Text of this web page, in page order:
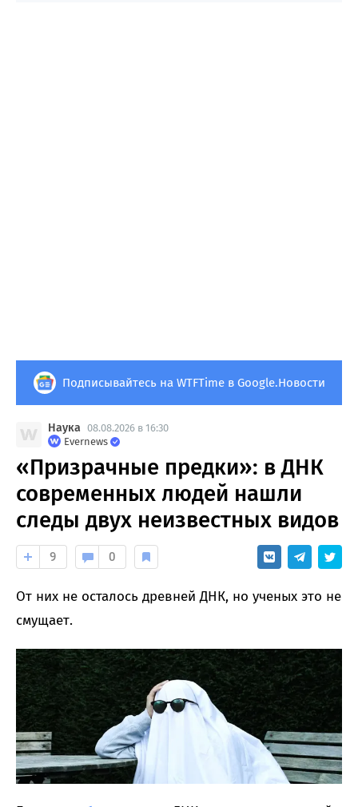
Подписывайтесь на WTFTime в Google.Новости
Наука 08.08.2026 в 16:30
Evernews
«Призрачные предки»: в ДНК
современных людей нашли
следы двух неизвестных видов
9 0
От них не осталось древней ДНК, но ученых это не
смущает.